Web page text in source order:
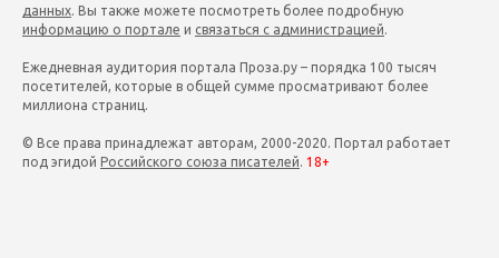
данных. Вы также можете посмотреть более подробную
информацию о портале и связаться с администрацией.
Ежедневная аудитория портала Проза.ру – порядка 100 тысяч
посетителей, которые в общей сумме просматривают более
миллиона страниц.
© Все права принадлежат авторам, 2000-2020. Портал работает
под эгидой Российского союза писателей. 18+